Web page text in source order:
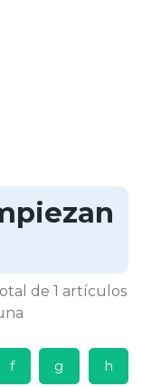
de 1 artículos
f g h